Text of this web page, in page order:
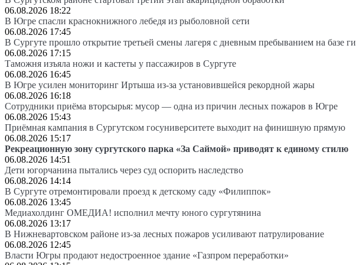
06.08.2026 18:22
В Югре спасли краснокнижного лебедя из рыболовной сети
06.08.2026 17:45
В Сургуте прошло открытие третьей смены лагеря с дневным пребыванием на базе
06.08.2026 17:15
Таможня изъяла ножи и кастеты у пассажиров в Сургуте
06.08.2026 16:45
В Югре усилен мониторинг Иртыша из-за установившейся рекордной жары
06.08.2026 16:18
Сотрудники приёма вторсырья: мусор — одна из причин лесных пожаров в Югре
06.08.2026 15:43
Приёмная кампания в Сургутском госуниверситете выходит на финишную прямую
06.08.2026 15:17
Рекреационную зону сургутского парка «За Саймой» приводят к единому стилю
06.08.2026 14:51
Дети югорчанина пытались через суд оспорить наследство
06.08.2026 14:14
В Сургуте отремонтировали проезд к детскому саду «Филиппок»
06.08.2026 13:45
Медиахолдинг ОМЕДИА! исполнил мечту юного сургутянина
06.08.2026 13:17
В Нижневартовском районе из-за лесных пожаров усиливают патрулирование
06.08.2026 12:45
Власти Югры продают недостроенное здание «Газпром переработки»